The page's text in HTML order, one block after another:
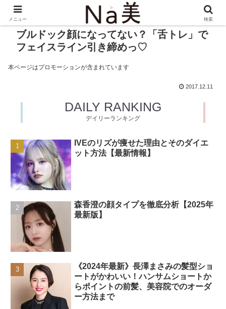
ブルドック顔になってない？「舌トレ」で
フェイスライン引き締めっ♡
本ページはプロモーションが含まれています
2017.12.11
DAILY RANKING
デイリーランキング
IVEのリズが痩せた理由とそのダイエ
ット方法【最新情報】
森香澄の顔タイプを徹底分析【2025年
最新版】
《2024年最新》長澤まさみの髪型ショ
ートがかわいい！ハンサムショートか
らポイントの前髪、美容院でのオーダ
ー方法まで
メニュー 検索